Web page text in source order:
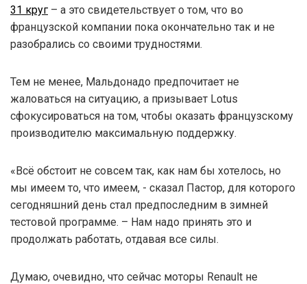
31 круг – а это свидетельствует о том, что во
французской компании пока окончательно так и не
разобрались со своими трудностями.
Тем не менее, Мальдонадо предпочитает не
жаловаться на ситуацию, а призывает Lotus
сфокусироваться на том, чтобы оказать французскому
производителю максимальную поддержку.
«Всё обстоит не совсем так, как нам бы хотелось, но
мы имеем то, что имеем, - сказал Пастор, для которого
сегодняшний день стал предпоследним в зимней
тестовой программе. – Нам надо принять это и
продолжать работать, отдавая все силы.
Думаю, очевидно, что сейчас моторы Renault не